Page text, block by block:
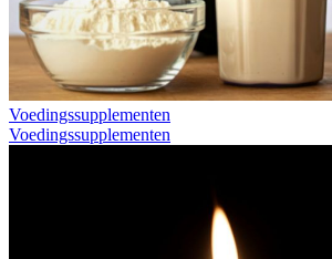
Voedingssupplementen
Voedingssupplementen